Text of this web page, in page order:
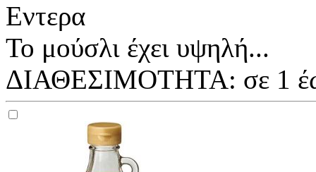
Εντερα
Το μούσλι έχει υψηλή...
ΔΙΑΘΕΣΙΜΟΤΗΤΑ: σε 1